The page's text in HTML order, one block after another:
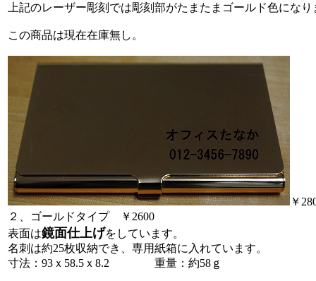
上記のレーザー彫刻では彫刻部がたまたまゴールド色にな
この商品は現在在庫無し。
￥
２、ゴールドタイプ ￥2600
表面は鏡面仕上げをしています。
名刺は約25枚収納でき、専用紙箱に入れています。
寸法：93ｘ58.5ｘ8.2 重量：約58ｇ